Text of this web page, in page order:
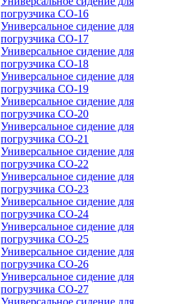
погрузчика CO-16
Универсальное сидение для
погрузчика CO-17
Универсальное сидение для
погрузчика CO-18
Универсальное сидение для
погрузчика CO-19
Универсальное сидение для
погрузчика CO-20
Универсальное сидение для
погрузчика CO-21
Универсальное сидение для
погрузчика CO-22
Универсальное сидение для
погрузчика CO-23
Универсальное сидение для
погрузчика CO-24
Универсальное сидение для
погрузчика CO-25
Универсальное сидение для
погрузчика CO-26
Универсальное сидение для
погрузчика CO-27
Универсальное сидение для